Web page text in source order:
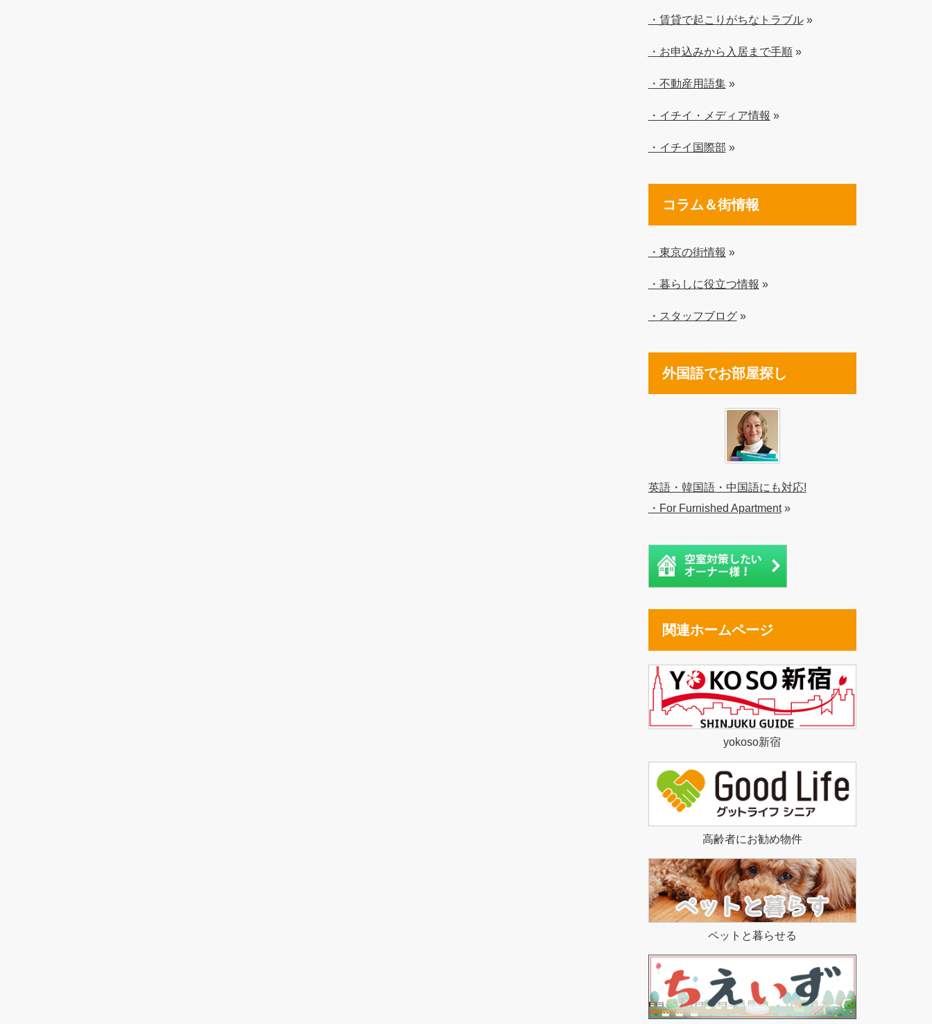
・賃貸で起こりがちなトラブル»
・お申込みから入居まで手順»
・不動産用語集»
・イチイ・メディア情報 »
・イチイ国際部 »
コラム＆街情報
・東京の街情報 »
・暮らしに役立つ情報 »
・スタッフブログ»
外国語でお部屋探し
英語・韓国語・中国語にも対応!
・For Furnished Apartment»
関連ホームページ
yokoso新宿
高齢者にお勧め物件
ペットと暮らせる